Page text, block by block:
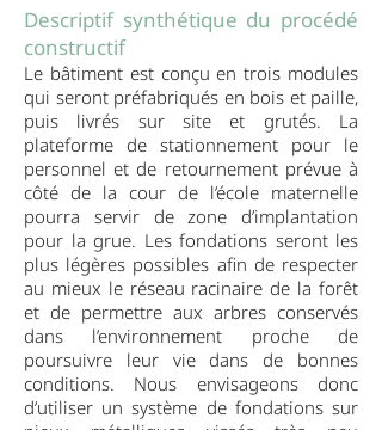
Descriptif synthétique du procédé
constructif
Le bâtiment est conçu en trois modules
qui seront préfabriqués en bois et paille,
puis livrés sur site et grutés. La
plateforme de stationnement pour le
personnel et de retournement prévue à
côté de la cour de l’école maternelle
pourra servir de zone d’implantation
pour la grue. Les fondations seront les
plus légères possibles afin de respecter
au mieux le réseau racinaire de la forêt
et de permettre aux arbres conservés
dans l’environnement proche de
poursuivre leur vie dans de bonnes
conditions. Nous envisageons donc
d’utiliser un système de fondations sur